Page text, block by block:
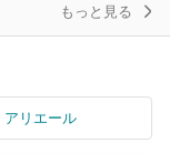
もっと見る
アリエール